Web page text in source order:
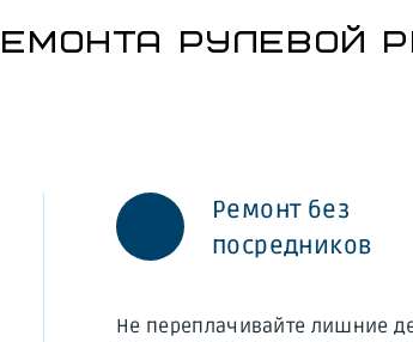
РУЛЕВОЙ
Ремонт без
посредников
Не переплачивайте лишние